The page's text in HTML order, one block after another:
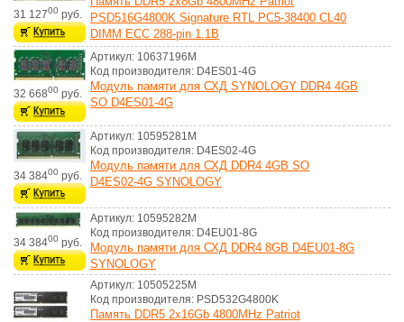
31 12700 руб.
PSD516G4800K Signature RTL PC5-38400 CL40
DIMM ECC 288-pin 1.1В
32 66800 руб.
Артикул: 10637196M
Код производителя: D4ES01-4G
Модуль памяти для СХД SYNOLOGY DDR4 4GB
SO D4ES01-4G
34 38400 руб.
Артикул: 10595281M
Код производителя: D4ES02-4G
Модуль памяти для СХД DDR4 4GB SO
D4ES02-4G SYNOLOGY
34 38400 руб.
Артикул: 10595282M
Код производителя: D4EU01-8G
Модуль памяти для СХД DDR4 8GB D4EU01-8G
SYNOLOGY
Артикул: 10505225M
Код производителя: PSD532G4800K
Память DDR5 2x16Gb 4800MHz Patriot